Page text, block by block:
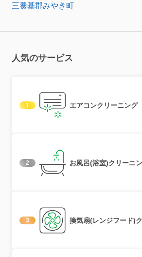
三養基郡みやき町
人気のサービス
1 エアコンクリーニング
2 お風呂(浴室)クリーニ
3 換気扇(レンジフード)